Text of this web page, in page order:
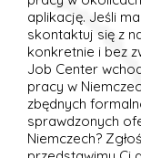
aplikację. Jeśli
skontaktuj się z
konkretnie i bez
Job Center
pracy w
zbędnych
sprawdzonych
Niemczech?